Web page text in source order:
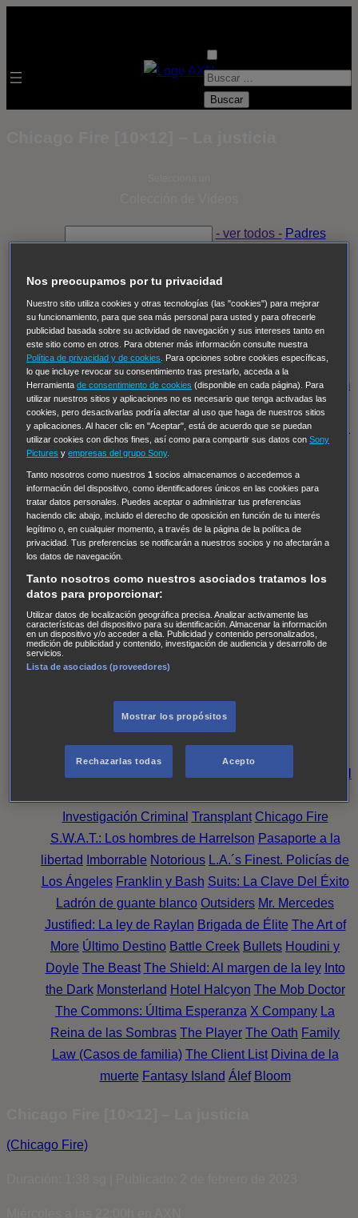
B
- ver todos - Padres
Despedida Salvaje Despedida Salvaje
Thomas, el ojo del FBI
Pan Am
Dawson crece
Insomnia El Guardián The Blacklist Cinco en familia
Hudson & Rex Diez libras y un sueño Mr Loverman
Regreso al futuro III NUEVE CUERPOS Los últimos
caballeros Tormenta infinita Sing Street Cobra Kai
Tom
y Lola High Country Los casos de Susan Ryeland:
Moonflower Murders Twisted Metal Mentes Criminales:
Evolution Terapia de Choque
Hailey Dean Without Sin: Libre de Culpa Morbius
NCIS: Nueva Orleans Pandora En fuera de juego
The Shield: Al margen de la ley Duplicated Preacher
The Killing Kind Intersecciones DOC Bite Club
Chicago Fire
de personas desaparecidas Mad Dogs La Sustituta
Ladrón de guante blanco
AXN Masters of Sex Three PinesAccused CarterAlice
Nevers Crossing Lines Einstein Sobrenatural Cómo
defender a un asesino
Reckoning: Ajuste de Cuentas
Wild Bill Mentes Criminales
Investigación Criminal Transplant Chicago Fire
S.W.A.T.: Los hombres de Harrelson Pasaporte a la
libertad
Imborrable Notorious L.A.´s Finest. Policías de
Los Ángeles Franklin y Bash Suits: La Clave Del Éxito
Ladrón de guante blanco Outsiders Mr. Mercedes
Justified: La ley de Raylan Brigada de Élite The Art of
More Último Destino Battle Creek Bullets Houdini y
Doyle The Beast The Shield: Al margen de la ley Into
the Dark Monsterland Hotel Halcyon The Mob Doctor
The Commons: Última Esperanza X Company La
Reina de las Sombras The Player The Oath Family
Law (Casos de familia) The Client List Divina de la
muerte Fantasy Island Álef Bloom
(Chicago Fire)
Nos preocupamos por tu privacidad
Nuestro sitio utiliza cookies y otras tecnologías (las "cookies") para mejorar
su funcionamiento, para que sea más personal para usted y para ofrecerle
publicidad basada sobre su actividad de navegación y sus intereses tanto en
este sitio como en otros. Para obtener más información consulte nuestra
Política de privacidad y de cookies
. Para opciones sobre cookies específicas,
lo que incluye revocar su consentimiento tras prestarlo, acceda a la
Herramientade consentimiento de cookies (disponible en cada página). Para
utilizar nuestros sitios y aplicaciones no es necesario que tenga activadas las
cookies, pero desactivarlas podría afectar al uso que haga de nuestros sitios
y aplicaciones. Al hacer clic en "Aceptar", está de acuerdo que se puedan
utilizar cookies con dichos fines, así como para compartir sus datos conSony
Pictures yempresas del grupo Sony.
Tanto nosotros como nuestros1 socios almacenamos o accedemos a
información del dispositivo, como identificadores únicos en las cookies para
tratar datos personales. Puedes aceptar o administrar tus preferencias
haciendo clic abajo, incluido el derecho de oposición en función de tu interés
legítimo o, en cualquier momento, a través de la página de la política de
privacidad. Tus preferencias se notificarán a nuestros socios y no afectarán a
los datos de navegación.
Tanto nosotros como nuestros asociados tratamos los
datos para proporcionar:
Utilizar datos de localización geográfica precisa. Analizar activamente las
características del dispositivo para su identificación. Almacenar la información
en un dispositivo y/o acceder a ella. Publicidad y contenido personalizados,
medición de publicidad y contenido, investigación de audiencia y desarrollo de
servicios.
Lista de asociados (proveedores)
Mostrar los propósitos
Rechazarlas todas Acepto